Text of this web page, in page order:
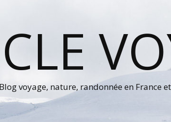
Blog voyage, nature, randonnée en France